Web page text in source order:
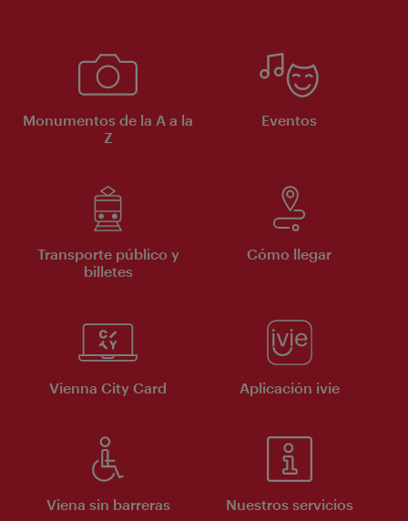
Monumentos de la A a la
Z
Eventos
Transporte público y
billetes
Cómo llegar
Vienna City Card Aplicación ivie
Viena sin barreras Nuestros servicios